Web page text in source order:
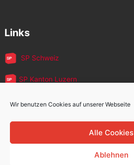
Wir benutzen Cookies auf unserer Webseite
Alle Cookies
Ablehnen
Links
SP Schweiz
SP Kanton Luzern
JUSO Luzern
SP MigrantInnen
SP 60+